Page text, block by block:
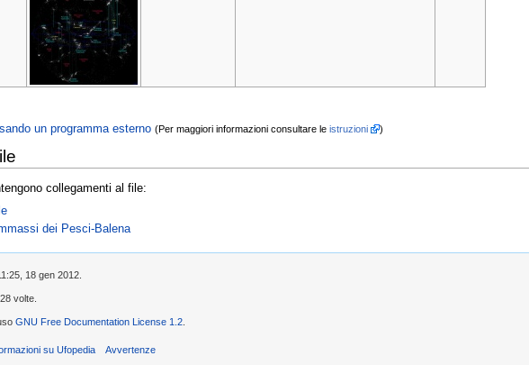
un programma esterno (Per maggiori informazioni consultare leistruzioni )
collegamenti al file:
dei Pesci-Balena
18 gen 2012.
volte.
GNU Free Documentation License 1.2.
su Ufopedia Avvertenze